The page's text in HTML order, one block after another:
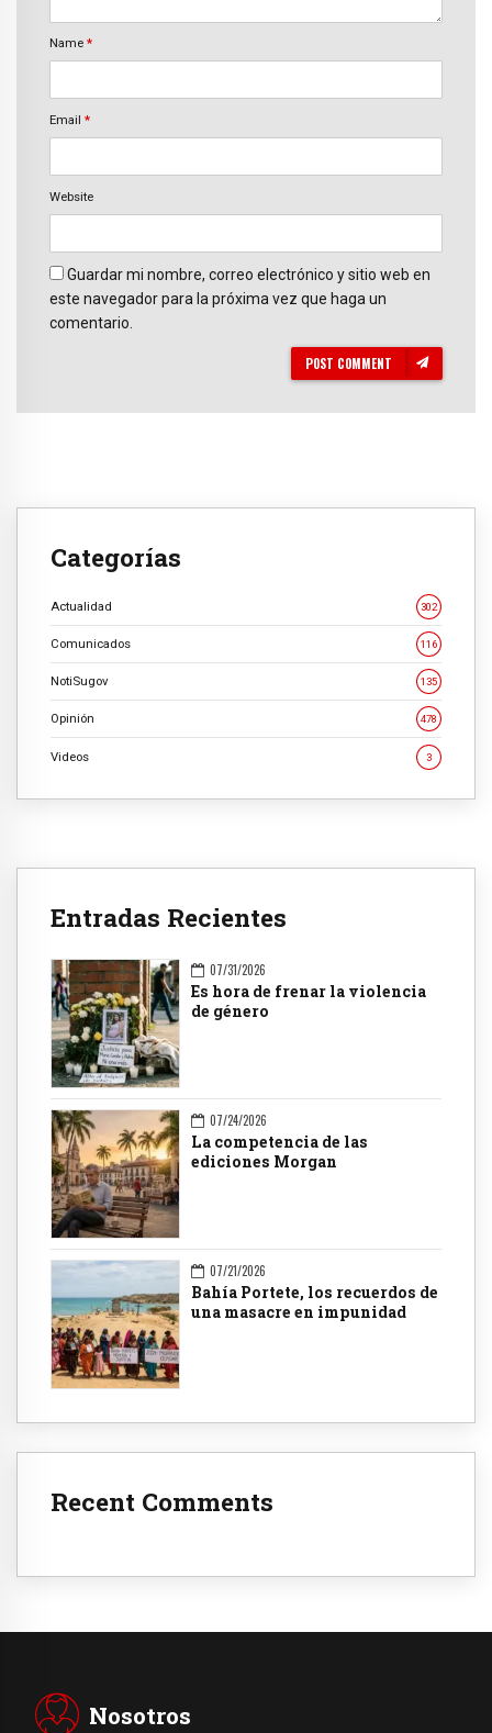
Name *
Email *
Website
Guardar mi nombre, correo electrónico y sitio web en
este navegador para la próxima vez que haga un
comentario.
POST COMMENT
Categorías
Actualidad 302
Comunicados 116
NotiSugov 135
Opinión 478
Videos 3
Entradas Recientes
07/31/2026
Es hora de frenar la violencia
de género
07/24/2026
La competencia de las
ediciones Morgan
07/21/2026
Bahía Portete, los recuerdos de
una masacre en impunidad
Recent Comments
Nosotros